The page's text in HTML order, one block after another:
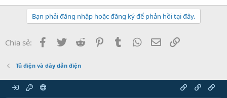
Bạn phải đăng nhập hoặc đăng ký để phản hồi tại đây.
Chia sẻ: Facebook
Twitter Reddit PinterestTumblr WhatsApp
Email
Tủ điện và dây dẫn điện